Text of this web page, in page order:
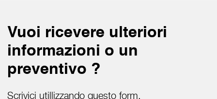
Vuoi ricevere ulteriori
informazioni o un
preventivo ?
Scrivici utillizzando questo form.